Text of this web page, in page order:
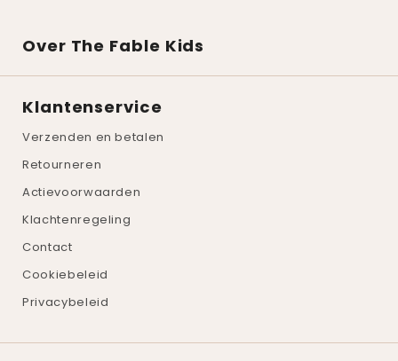
Over The Fable Kids
Klantenservice
Verzenden en betalen
Retourneren
Actievoorwaarden
Klachtenregeling
Contact
Cookiebeleid
Privacybeleid